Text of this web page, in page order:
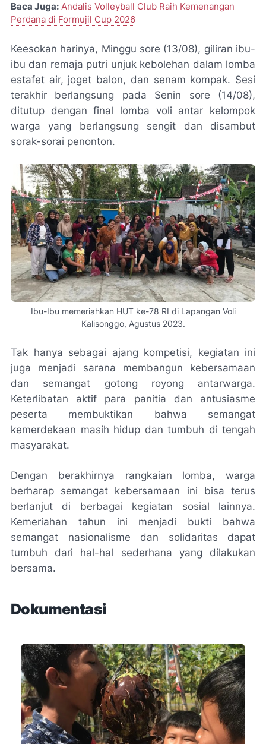
Baca Juga: Andalis Volleyball Club Raih Kemenangan
Perdana di Formujil Cup 2026
Keesokan harinya, Minggu sore (13/08), giliran ibu-
ibu dan remaja putri unjuk kebolehan dalam lomba
estafet air, joget balon, dan senam kompak. Sesi
terakhir berlangsung pada Senin sore (14/08),
ditutup dengan final lomba voli antar kelompok
warga yang berlangsung sengit dan disambut
sorak-sorai penonton.
Ibu-Ibu memeriahkan HUT ke-78 RI di Lapangan Voli
Kalisonggo, Agustus 2023.
Tak hanya sebagai ajang kompetisi, kegiatan ini
juga menjadi sarana membangun kebersamaan
dan semangat gotong royong antarwarga.
Keterlibatan aktif para panitia dan antusiasme
peserta membuktikan bahwa semangat
kemerdekaan masih hidup dan tumbuh di tengah
masyarakat.
Dengan berakhirnya rangkaian lomba, warga
berharap semangat kebersamaan ini bisa terus
berlanjut di berbagai kegiatan sosial lainnya.
Kemeriahan tahun ini menjadi bukti bahwa
semangat nasionalisme dan solidaritas dapat
tumbuh dari hal-hal sederhana yang dilakukan
bersama.
Dokumentasi